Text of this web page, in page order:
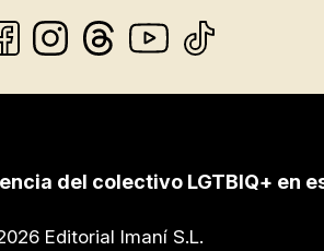
del colectivo LGTBIQ+ en
Editorial Imaní S.L.